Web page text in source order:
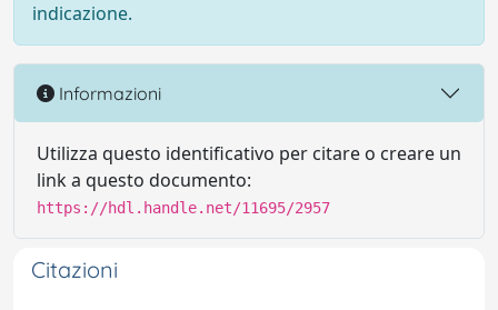
indicazione.
Informazioni
Utilizza questo identificativo per citare o creare un
link a questo documento:
https://hdl.handle.net/11695/2957
Citazioni